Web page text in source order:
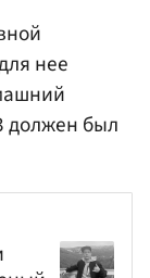
нее
должен был